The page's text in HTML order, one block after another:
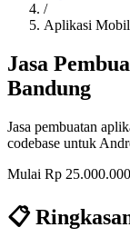
/
Aplikasi
Jasa
Bandung
Jasa pembuatan
codebase untuk
Mulai Rp 25.000.000
📋